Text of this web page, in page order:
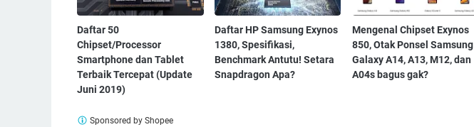
Daftar 50
Chipset/Processor
Smartphone dan Tablet
Terbaik Tercepat (Update
Juni 2019)
Daftar HP Samsung Exynos
1380, Spesifikasi,
Benchmark Antutu! Setara
Snapdragon Apa?
Mengenal Chipset Exynos
850, Otak Ponsel Samsung
Galaxy A14, A13, M12, dan
A04s bagus gak?
Sponsored by Shopee